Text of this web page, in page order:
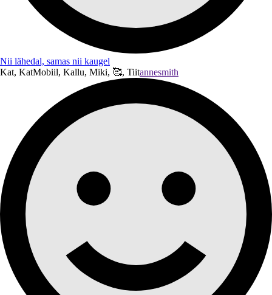
Nii lähedal, samas nii kaugel
Kat, KatMobiil, Kallu, Miki, 🥰, Tiitannesmith